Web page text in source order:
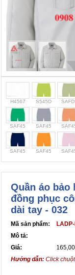
H4567 S545D
SAF45 SAF45
SAF45 SAF45
Quần áo bảo
đồng phục
dài tay - 032
Mã sản phẩm:
Mô tả:
Giá:
Hướng dẫn: Click
Cọc giao thông, rào
Chính sách bảo mật